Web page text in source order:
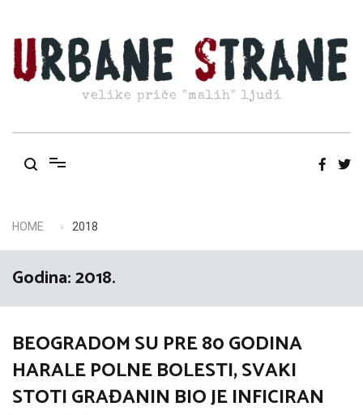
content
velike priče "malih" ljudi
HOME 2018
Godina:2018.
BEOGRADOM SU PRE 80 GODINA
HARALE POLNE BOLESTI, SVAKI
STOTI GRAĐANIN BIO JE INFICIRAN